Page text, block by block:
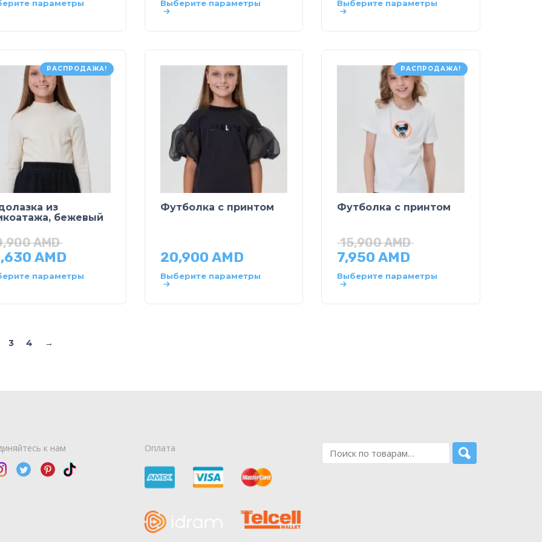
параметры Выберите параметры Выберите параметры
РАСПРОДАЖА!
из
бежевый
AMD
AMD
параметры
Футболка с принтом
20,900 AMD
Выберите параметры
РАСПРОДАЖА!
Футболка с принтом
15,900AMD
7,950AMD
Выберите параметры
3 4 →
к нам Оплата